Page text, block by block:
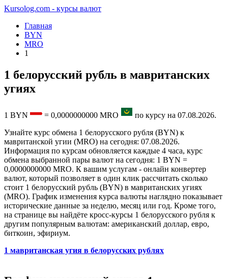
Kursolog.com - курсы валют
Главная
BYN
MRO
1
1 белорусский рубль в мавританских
угиях
1 BYN = 0,0000000000 MRO по курсу на 07.08.2026.
Узнайте курс обмена 1 белорусского рубля (BYN) к
мавританской угии (MRO) на сегодня: 07.08.2026.
Информация по курсам обновляется каждые 4 часа, курс
обмена выбранной пары валют на сегодня: 1 BYN =
0,0000000000 MRO. К вашим услугам - онлайн конвертер
валют, который позволяет в один клик рассчитать сколько
стоит 1 белорусский рубль (BYN) в мавританских угиях
(MRO). График изменения курса валюты наглядно показывает
исторические данные за неделю, месяц или год. Кроме того,
на странице вы найдёте кросс-курсы 1 белорусского рубля к
другим популярным валютам: американский доллар, евро,
биткоин, эфириум.
1 мавританская угия в белорусских рублях